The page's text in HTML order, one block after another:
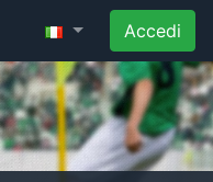
Accedi